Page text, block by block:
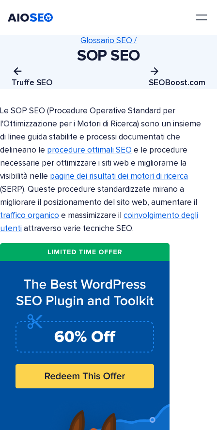
Truffe SEO
Glossario SEO /
SOP SEO
SEOBoost.com
Le SOP SEO (Procedure Operative Standard per
l'Ottimizzazione per i Motori di Ricerca) sono un insieme
di linee guida stabilite e processi documentati che
delineano le procedure ottimali SEO e le procedure
necessarie per ottimizzare i siti web e migliorarne la
visibilità nelle pagine dei risultati dei motori di ricerca
(SERP). Queste procedure standardizzate mirano a
migliorare il posizionamento del sito web, aumentare il
traffico organico e massimizzare il coinvolgimento degli
utenti attraverso varie tecniche SEO.